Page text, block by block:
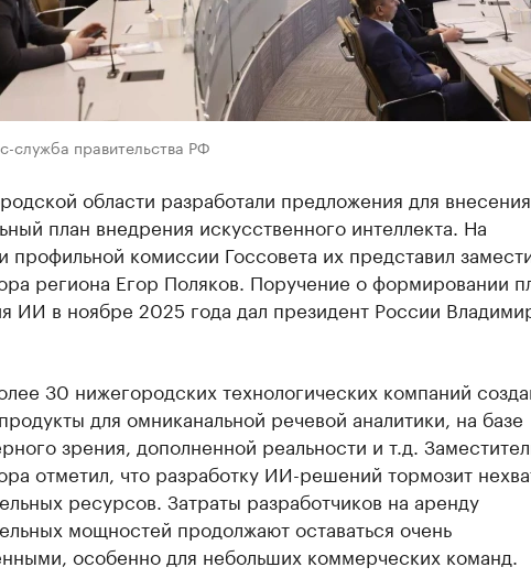
служба правительства РФ
области разработали предложения для
план внедрения искусственного интеллекта. На
профильной комиссии Госсовета их представил
региона Егор Поляков. Поручение о формировании
ИИ в ноябре 2025 года дал президент России
30 нижегородских технологических компаний
для омниканальной речевой аналитики, на базе
зрения, дополненной реальности и т.д.
отметил, что разработку ИИ-решений тормозит
ресурсов. Затраты разработчиков на аренду
мощностей продолжают оставаться очень
особенно для небольших коммерческих команд.